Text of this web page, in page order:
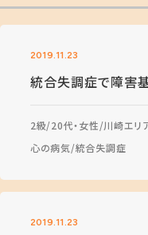
2019.11.23
統合失調症で障害
2級 20代・女性 川崎エリ
心の病気 統合失調症
2019.11.23